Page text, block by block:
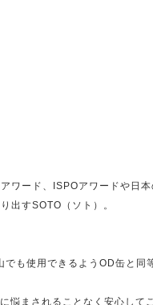
ワード、ISPOアワードや日
出すSOTO（ソト）。
も使用できるようOD缶と同
まされることなく安心して